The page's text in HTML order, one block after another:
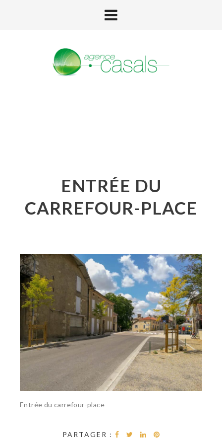
ENTRÉE DU
CARREFOUR-PLACE
Entrée du carrefour-place
PARTAGER :